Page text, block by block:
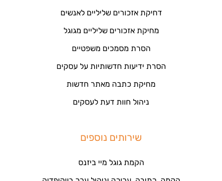
דחיקת אזכורים שליליים לאנשים
מחיקת אזכורים שליליים מגוגל
הסרת מסמכים משפטיים
הסרת ידיעות חדשותיות על עסקים
מחיקת כתבה מאתר חדשות
ניהול חוות דעת לעסקים
שירותים נוספים
הקמת גוגל מיי ביזנס